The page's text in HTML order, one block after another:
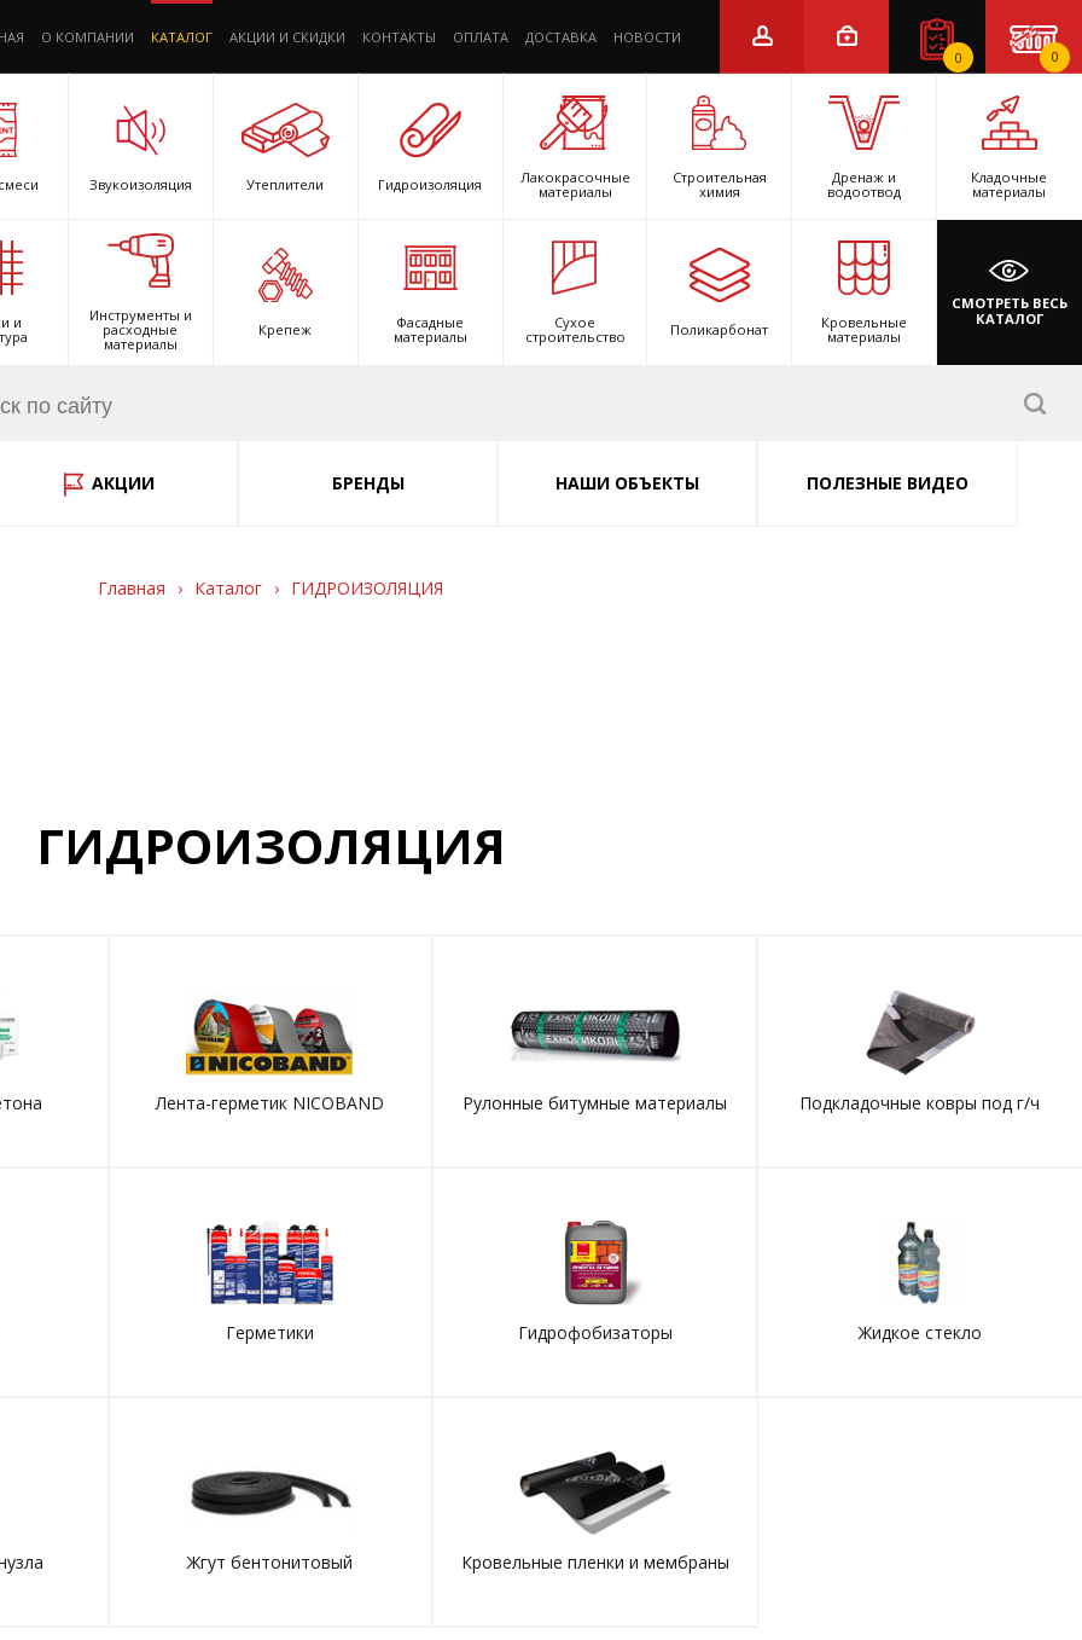
О КОМПАНИИ КАТАЛОГ АКЦИИ И СКИДКИ КОНТАКТЫ ОПЛАТА ДОСТАВКА НОВОСТИ
0 0
Звукоизоляция Утеплители Гидроизоляция
Лакокрасочные
материалы
Строительная
химия
Дренаж и
водоотвод
Кладочные
материалы
и
Инструменты и
расходные
материалы
Крепеж
Фасадные
материалы
Сухое
строительство
Поликарбонат
Кровельные
материалы
СМОТРЕТЬ ВЕСЬ
КАТАЛОГ
АКЦИИ БРЕНДЫ НАШИ ОБЪЕКТЫ ПОЛЕЗНЫЕ ВИДЕО
Главная › Каталог › ГИДРОИЗОЛЯЦИЯ
ГИДРОИЗОЛЯЦИЯ
Лента-герметик NICOBAND Рулонные битумные материалы Подкладочные ковры под г/ч
Герметики Гидрофобизаторы Жидкое стекло
Жгут бентонитовый Кровельные пленки и мембраны